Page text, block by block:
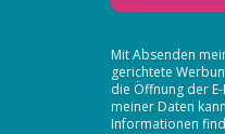
Mit Absenden
gerichtete
die Öffnung der
meiner Daten
Informationen